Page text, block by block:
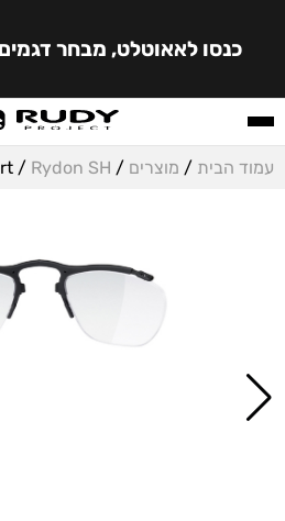
כנסו לאאוטלט, מבחר
עמוד הבית / מוצרים /
Rydon SH
/ RX insert